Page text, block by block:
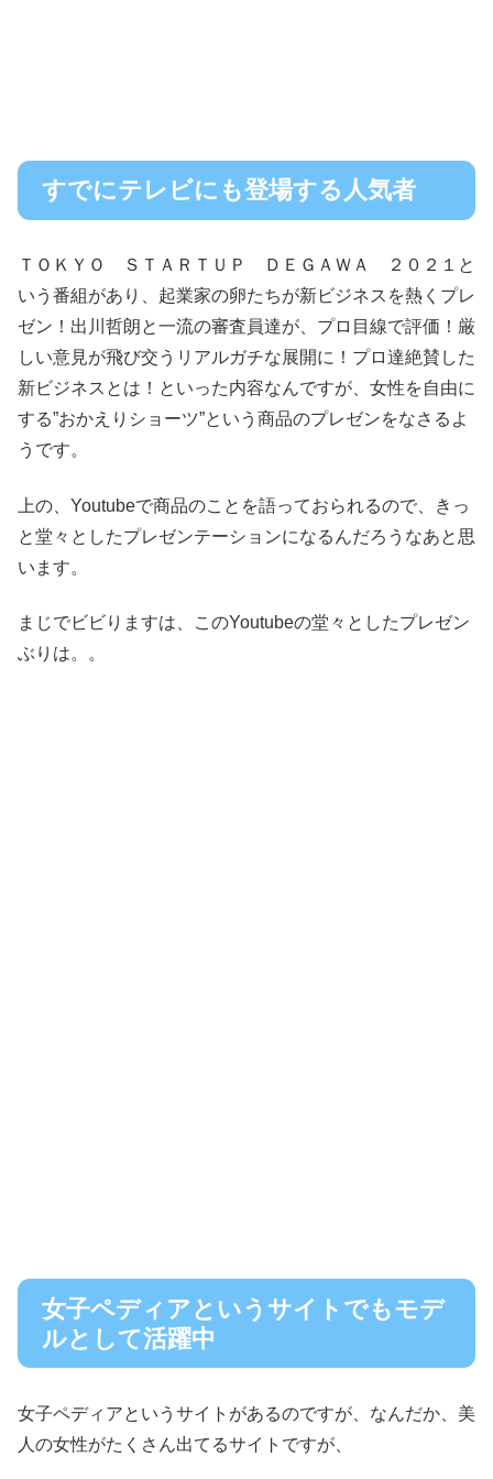
すでにテレビにも登場する人気者
ＴＯＫＹＯ ＳＴＡＲＴＵＰ ＤＥＧＡＷＡ ２０２１と
いう番組があり、起業家の卵たちが新ビジネスを熱くプレ
ゼン！出川哲朗と一流の審査員達が、プロ目線で評価！厳
しい意見が飛び交うリアルガチな展開に！プロ達絶賛した
新ビジネスとは！といった内容なんですが、女性を自由に
する”おかえりショーツ”という商品のプレゼンをなさるよ
うです。
上の、Youtubeで商品のことを語っておられるので、きっ
と堂々としたプレゼンテーションになるんだろうなあと思
います。
まじでビビりますは、このYoutubeの堂々としたプレゼン
ぶりは。。
女子ペディアというサイトでもモデ
ルとして活躍中
女子ペディアというサイトがあるのですが、なんだか、美
人の女性がたくさん出てるサイトですが、